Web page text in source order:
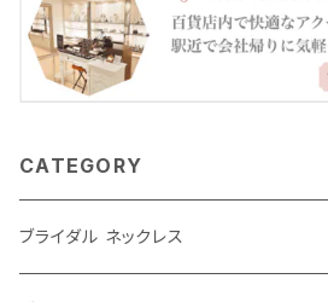
CATEGORY
ブライダル ネックレス